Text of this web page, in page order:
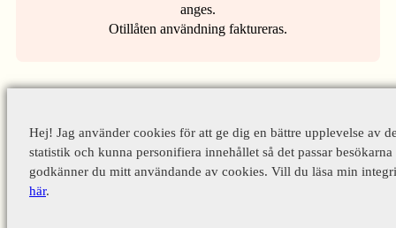
anges.
Otillåten användning faktureras.
Hej! Jag använder cookies för att ge dig en bättre upplevelse av
statistik och kunna personifiera innehållet så det passar
godkänner du mitt användande av cookies. Vill du läsa min
här.